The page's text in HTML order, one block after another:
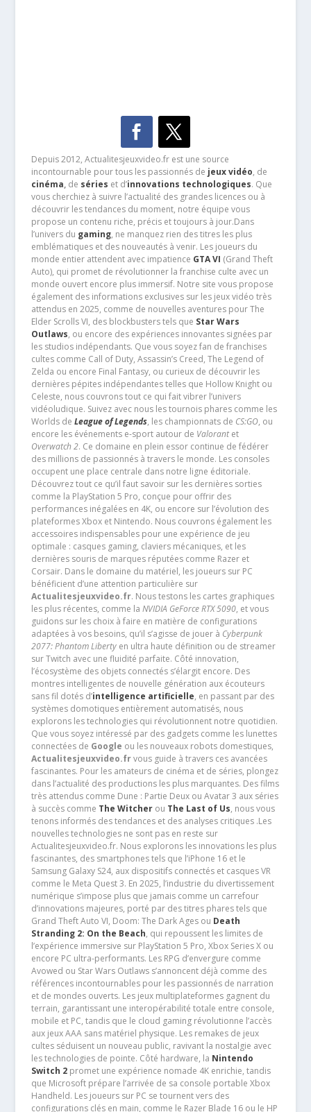
Depuis 2012, Actualitesjeuxvideo.fr est une source
incontournable pour tous les passionnés de jeux vidéo, de
cinéma,de séries et d’innovations technologiques. Que
vous cherchiez à suivre l’actualité des grandes licences ou à
découvrir les tendances du moment, notre équipe vous
propose un contenu riche, précis et toujours à jour.Dans
l’univers du gaming, ne manquez rien des titres les plus
emblématiques et des nouveautés à venir. Les joueurs du
monde entier attendent avec impatience GTA VI (Grand Theft
Auto), qui promet de révolutionner la franchise culte avec un
monde ouvert encore plus immersif. Notre site vous propose
également des informations exclusives sur les jeux vidéo très
attendus en 2025, comme de nouvelles aventures pour The
Elder Scrolls VI, des blockbusters tels que Star Wars
Outlaws, ou encore des expériences innovantes signées par
les studios indépendants. Que vous soyez fan de franchises
cultes comme Call of Duty, Assassin’s Creed, The Legend of
Zelda ou encore Final Fantasy, ou curieux de découvrir les
dernières pépites indépendantes telles que Hollow Knight ou
Celeste, nous couvrons tout ce qui fait vibrer l’univers
vidéoludique. Suivez avec nous les tournois phares comme les
Worlds de League of Legends, les championnats de CS:GO, ou
encore les événements e-sport autour de Valorantet
Overwatch 2. Ce domaine en plein essor continue de fédérer
des millions de passionnés à travers le monde. Les consoles
occupent une place centrale dans notre ligne éditoriale.
Découvrez tout ce qu’il faut savoir sur les dernières sorties
comme la PlayStation 5 Pro, conçue pour offrir des
performances inégalées en 4K, ou encore sur l’évolution des
plateformes Xbox et Nintendo. Nous couvrons également les
accessoires indispensables pour une expérience de jeu
optimale : casques gaming, claviers mécaniques, et les
dernières souris de marques réputées comme Razer et
Corsair. Dans le domaine du matériel, les joueurs sur PC
bénéficient d’une attention particulière sur
Actualitesjeuxvideo.fr. Nous testons les cartes graphiques
les plus récentes, comme la NVIDIA GeForce RTX 5090, et vous
guidons sur les choix à faire en matière de configurations
adaptées à vos besoins, qu’il s’agisse de jouer à Cyberpunk
2077: Phantom Libertyen ultra haute définition ou de streamer
sur Twitch avec une fluidité parfaite. Côté innovation,
l’écosystème des objets connectés s’élargit encore. Des
montres intelligentes de nouvelle génération aux écouteurs
sans fil dotés d’intelligence artificielle, en passant par des
systèmes domotiques entièrement automatisés, nous
explorons les technologies qui révolutionnent notre quotidien.
Que vous soyez intéressé par des gadgets comme les lunettes
connectées de Google ou les nouveaux robots domestiques,
Actualitesjeuxvideo.frvous guide à travers ces avancées
fascinantes. Pour les amateurs de cinéma et de séries, plongez
dans l’actualité des productions les plus marquantes. Des films
très attendus comme Dune : Partie Deux ou Avatar 3 aux séries
à succès comme The Witcherou The Last of Us, nous vous
tenons informés des tendances et des analyses critiques .Les
nouvelles technologies ne sont pas en reste sur
Actualitesjeuxvideo.fr. Nous explorons les innovations les plus
fascinantes, des smartphones tels que l’iPhone 16 et le
Samsung Galaxy S24, aux dispositifs connectés et casques VR
comme le Meta Quest 3. En 2025, l’industrie du divertissement
numérique s’impose plus que jamais comme un carrefour
d’innovations majeures, porté par des titres phares tels que
Grand Theft Auto VI, Doom: The Dark Ages ou Death
Stranding 2: On the Beach, qui repoussent les limites de
l’expérience immersive sur PlayStation 5 Pro, Xbox Series X ou
encore PC ultra-performants. Les RPG d’envergure comme
Avowed ou Star Wars Outlaws s’annoncent déjà comme des
références incontournables pour les passionnés de narration
et de mondes ouverts. Les jeux multiplateformes gagnent du
terrain, garantissant une interopérabilité totale entre console,
mobile et PC, tandis que le cloud gaming révolutionne l’accès
aux jeux AAA sans matériel physique. Les remakes de jeux
cultes séduisent un nouveau public, ravivant la nostalgie avec
les technologies de pointe. Côté hardware, la Nintendo
Switch 2promet une expérience nomade 4K enrichie, tandis
que Microsoft prépare l’arrivée de sa console portable Xbox
Handheld. Les joueurs sur PC se tournent vers des
configurations clés en main, comme le Razer Blade 16 ou le HP